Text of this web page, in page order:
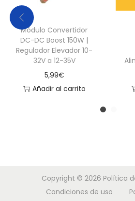
Módulo Convertidor
DC-DC Boost 150W |
Regulador Elevador 10-
32V a 12-35V
5,99€
Añadir al carrito
Copyright © 2026 Política
Condiciones de uso